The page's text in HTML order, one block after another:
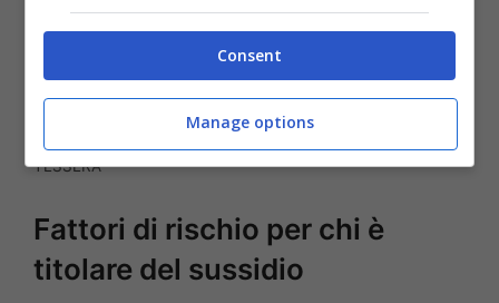
TESSERA
Fattori di rischio per chi è
titolare del sussidio
Consent
Manage options